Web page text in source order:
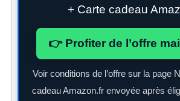
+ Carte cadeau
👉 Profiter de l’offre
Voir conditions de l’offre sur la page
cadeau Amazon.fr envoyée après